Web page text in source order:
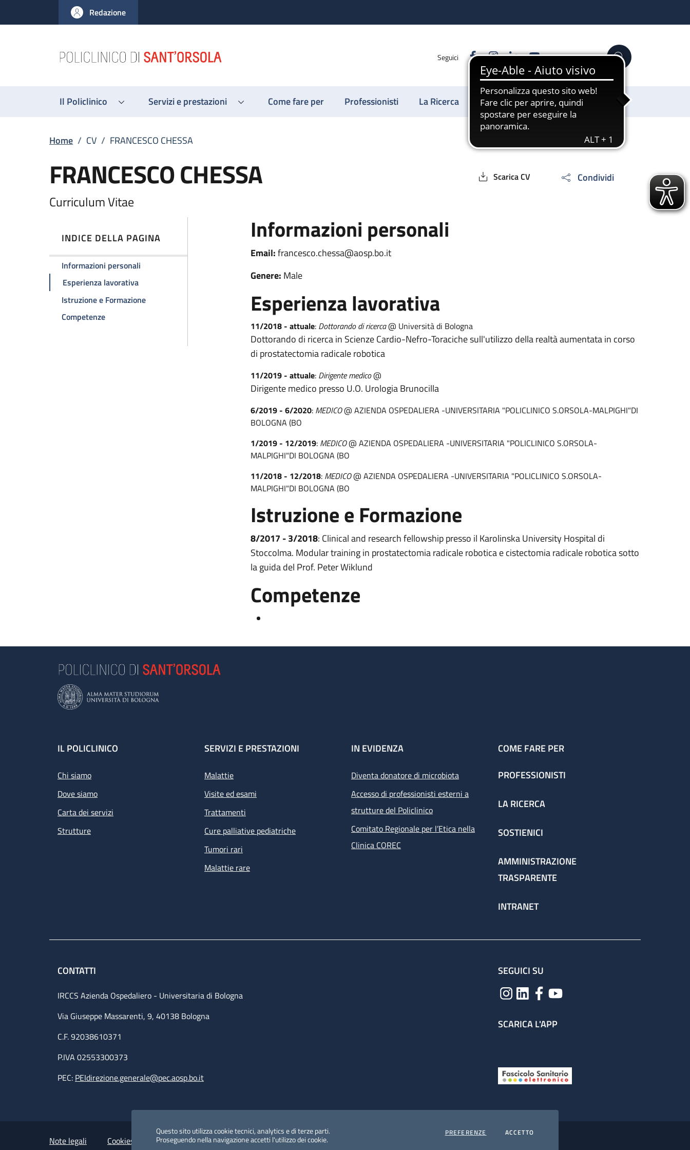
al contenuto principale
to footer content
Questo sito utilizza cookie tecnici, analytics e di terze parti.
Proseguendo nella navigazione accetti l'utilizzo dei cookie.
PREFERENZE COOKIESACCETTOI COOKIES
Redazione
Seguici FacebookInstagram
LinkedinYouTube Cerca
Il Policlinico Servizi e prestazioni Come fare per Professionisti La Ricerca Sostienici
Breadcrumb
Home / CV / FRANCESCO CHESSA
FRANCESCO CHESSA Scarica CV Condividi
Curriculum Vitae
INDICE DELLA PAGINA
Informazioni personali
Esperienza lavorativa
Istruzione e Formazione
Competenze
Informazioni personali
Email:francesco.chessa@aosp.bo.it
Genere: Male
Esperienza lavorativa
11/2018 - attuale: Dottorando di ricerca@ Università di Bologna
Dottorando di ricerca in Scienze Cardio-Nefro-Toraciche sull'utilizzo della realtà aumentata in corso
di prostatectomia radicale robotica
11/2019 - attuale: Dirigente medico@
Dirigente medico presso U.O. Urologia Brunocilla
6/2019 - 6/2020: MEDICO@ AZIENDA OSPEDALIERA -UNIVERSITARIA "POLICLINICO S.ORSOLA-MALPIGHI"DI
BOLOGNA (BO
1/2019 - 12/2019: MEDICO@ AZIENDA OSPEDALIERA -UNIVERSITARIA "POLICLINICO S.ORSOLA-
MALPIGHI"DI BOLOGNA (BO
11/2018 - 12/2018: MEDICO@ AZIENDA OSPEDALIERA -UNIVERSITARIA "POLICLINICO S.ORSOLA-
MALPIGHI"DI BOLOGNA (BO
Istruzione e Formazione
8/2017 - 3/2018: Clinical and research fellowship presso il Karolinska University Hospital di
Stoccolma. Modular training in prostatectomia radicale robotica e cistectomia radicale robotica sotto
la guida del Prof. Peter Wiklund
Competenze
Footer
IL POLICLINICO
Chi siamo
Dove siamo
Carta dei servizi
Strutture
SERVIZI E PRESTAZIONI
Malattie
Visite ed esami
Trattamenti
Cure palliative pediatriche
Tumori rari
Malattie rare
IN EVIDENZA
Diventa donatore di microbiota
Accesso di professionisti esterni a
strutture del Policlinico
Comitato Regionale per l’Etica nella
Clinica COREC
COME FARE PER
PROFESSIONISTI
LA RICERCA
SOSTIENICI
AMMINISTRAZIONE
TRASPARENTE
INTRANET
CONTATTI
IRCCS Azienda Ospedaliero - Universitaria di Bologna
Via Giuseppe Massarenti, 9, 40138 Bologna
C.F. 92038610371
P.IVA 02553300373
PEC: PEIdirezione.generale@pec.aosp.bo.it
SEGUICI SU
SCARICA L'APP
Small prints
Useful links section
Note legali Cookies Policy Policy privacy e protezione del dato personale